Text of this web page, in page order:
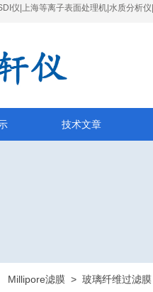
仪|上海等离子表面处理机|水质分析
技术文章
Millipore滤膜 > 玻璃纤维过滤膜